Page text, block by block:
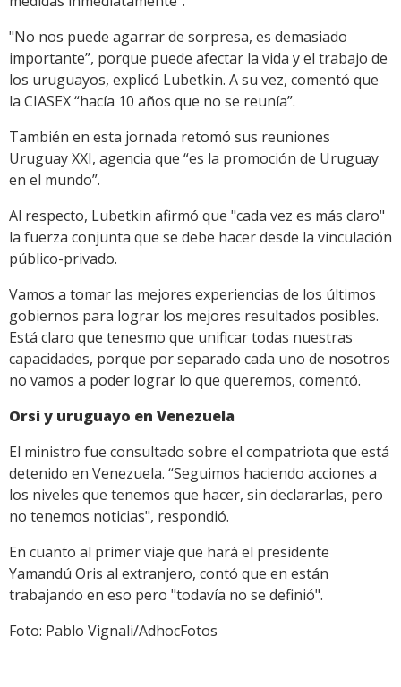
"No nos puede agarrar de sorpresa, es demasiado
importante”, porque puede afectar la vida y el trabajo de
los uruguayos, explicó Lubetkin. A su vez, comentó que
la CIASEX “hacía 10 años que no se reunía”.
También en esta jornada retomó sus reuniones
Uruguay XXI, agencia que “es la promoción de Uruguay
en el mundo”.
Al respecto, Lubetkin afirmó que "cada vez es más claro"
la fuerza conjunta que se debe hacer desde la vinculación
público-privado.
Vamos a tomar las mejores experiencias de los últimos
gobiernos para lograr los mejores resultados posibles.
Está claro que tenesmo que unificar todas nuestras
capacidades, porque por separado cada uno de nosotros
no vamos a poder lograr lo que queremos, comentó.
Orsi y uruguayo en Venezuela
El ministro fue consultado sobre el compatriota que está
detenido en Venezuela. “Seguimos haciendo acciones a
los niveles que tenemos que hacer, sin declararlas, pero
no tenemos noticias", respondió.
En cuanto al primer viaje que hará el presidente
Yamandú Oris al extranjero, contó que en están
trabajando en eso pero "todavía no se definió".
Foto: Pablo Vignali/AdhocFotos